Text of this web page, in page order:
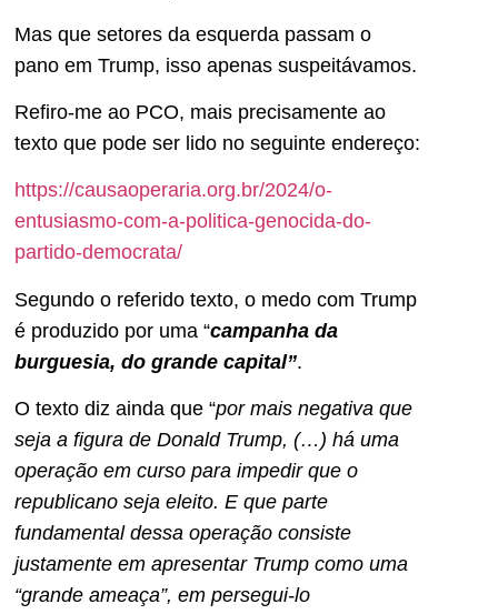
Mas que setores da esquerda passam o
pano em Trump, isso apenas suspeitávamos.
Refiro-me ao PCO, mais precisamente ao
texto que pode ser lido no seguinte endereço:
https://causaoperaria.org.br/2024/o-
entusiasmo-com-a-politica-genocida-do-
partido-democrata/
Segundo o referido texto, o medo com Trump
é produzido por uma “campanha da
burguesia, do grande capital”.
O texto diz ainda que “por mais negativa que
seja a figura de Donald Trump, (…) há uma
operação em curso para impedir que o
republicano seja eleito. E que parte
fundamental dessa operação consiste
justamente em apresentar Trump como uma
“grande ameaça”, em persegui-lo